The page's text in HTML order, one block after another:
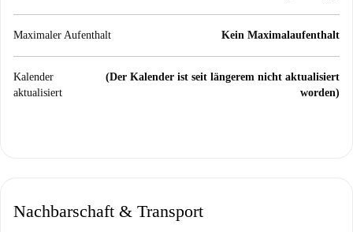
Maximaler Aufenthalt Kein Maximalaufenthalt
Kalender
aktualisiert
(Der Kalender ist seit längerem nicht aktualisiert
worden)
Nachbarschaft & Transport